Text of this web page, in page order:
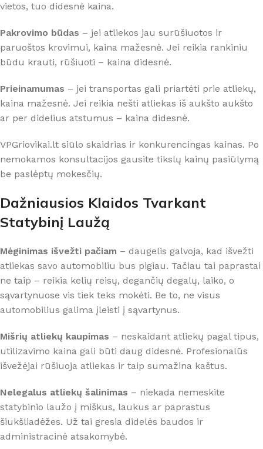
vietos, tuo didesnė kaina.
Pakrovimo būdas – jei atliekos jau surūšiuotos ir
paruoštos krovimui, kaina mažesnė. Jei reikia rankiniu
būdu krauti, rūšiuoti – kaina didesnė.
Prieinamumas – jei transportas gali priartėti prie atliekų,
kaina mažesnė. Jei reikia nešti atliekas iš aukšto aukšto
ar per didelius atstumus – kaina didesnė.
VPGriovikai.lt siūlo skaidrias ir konkurencingas kainas. Po
nemokamos konsultacijos gausite tikslų kainų pasiūlymą
be paslėptų mokesčių.
Dažniausios Klaidos Tvarkant
Statybinį Laužą
Mėginimas išvežti pačiam – daugelis galvoja, kad išvežti
atliekas savo automobiliu bus pigiau. Tačiau tai paprastai
ne taip – reikia kelių reisų, degančių degalų, laiko, o
sąvartynuose vis tiek teks mokėti. Be to, ne visus
automobilius galima įleisti į sąvartynus.
Mišrių atliekų kaupimas – neskaidant atliekų pagal tipus,
utilizavimo kaina gali būti daug didesnė. Profesionalūs
išvežėjai rūšiuoja atliekas ir taip sumažina kaštus.
Nelegalus atliekų šalinimas – niekada nemeskite
statybinio laužo į miškus, laukus ar paprastus
šiukšliadėžes. Už tai gresia didelės baudos ir
administracinė atsakomybė.